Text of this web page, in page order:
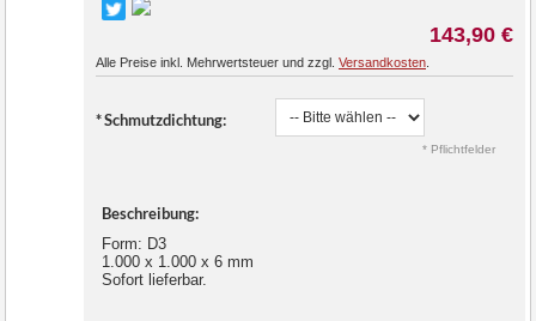
143,90 €
Alle Preise inkl. Mehrwertsteuer und zzgl. Versandkosten
*Schmutzdichtung:
* Pflichtfelder
Beschreibung:
Form: D3
1.000 x 1.000 x 6 mm
Sofort lieferbar.